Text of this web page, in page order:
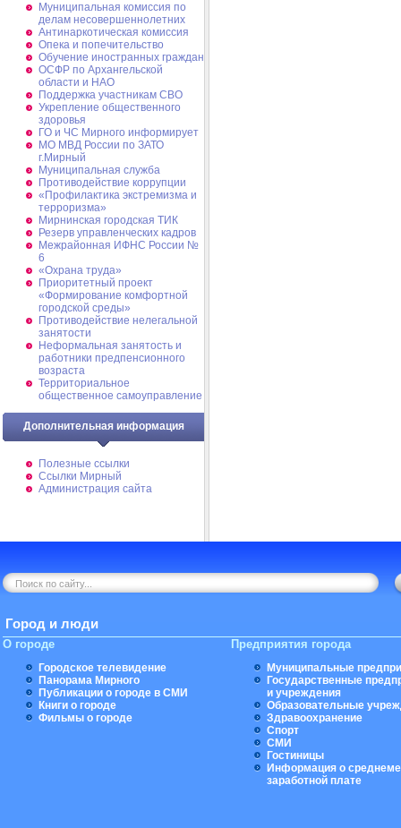
Муниципальная комиссия по
делам несовершеннолетних
Антинаркотическая комиссия
Опека и попечительство
Обучение иностранных граждан
ОСФР по Архангельской
области и НАО
Поддержка участникам СВО
Укрепление общественного
здоровья
ГО и ЧС Мирного информирует
МО МВД России по ЗАТО
г.Мирный
Муниципальная cлужба
Противодействие коррупции
«Профилактика экстремизма и
терроризма»
Мирнинская городская ТИК
Резерв управленческих кадров
Межрайонная ИФНС России №
6
«Охрана труда»
Приоритетный проект
«Формирование комфортной
городской среды»
Противодействие нелегальной
занятости
Неформальная занятость и
работники предпенсионного
возраста
Территориальное
общественное самоуправление
Дополнительная информация
Полезные ссылки
Ссылки Мирный
Администрация сайта
Город и люди
О городе
Городское телевидение
Панорама Мирного
Публикации о городе в СМИ
Книги о городе
Фильмы о городе
Предприятия города
Муниципальные
Государственные
и учреждения
Образовательные
Здравоохранение
Спорт
СМИ
Гостиницы
Информация о
заработной плате